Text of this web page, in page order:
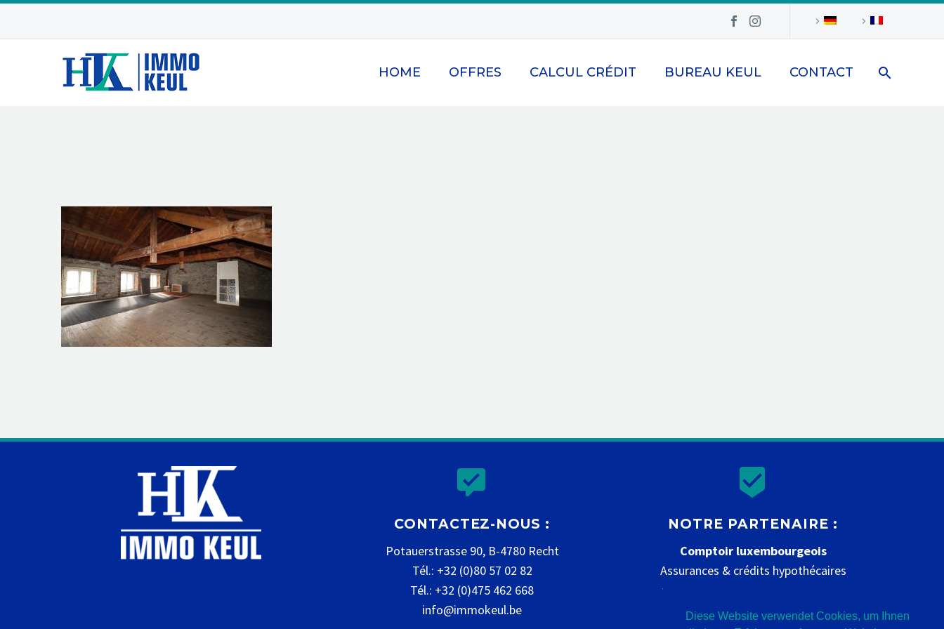
HOME OFFRES CALCUL CRÉDIT BUREAU KEUL CONTACT


CONTACTEZ-NOUS :
Potauerstrasse 90, B-4780 Recht
Tél.: +32 (0)80 57 02 82
Tél.: +32 (0)475 462 668
info@immokeul.be


NOTRE PARTENAIRE :
Comptoir luxembourgeois
Assurances & crédits hypothécaires
www.comptoir-luxembourgeois.be
Diese Website verwendet Cookies, um Ihnen